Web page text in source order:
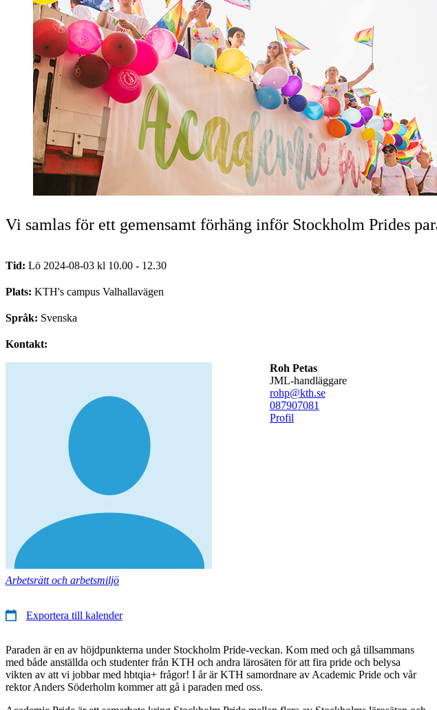
Vi samlas för ett gemensamt förhäng inför Stockholm Prides
Tid: Lö 2024-08-03 kl 10.00 - 12.30
Plats: KTH's campus Valhallavägen
Språk: Svenska
Kontakt:
Roh Petas
JML-handläggare
rohp@kth.se
087907081
Profil
Arbetsrätt och arbetsmiljö
Exportera till kalender
Paraden är en av höjdpunkterna under Stockholm Pride-veckan. Kom med och gå tillsammans
med både anställda och studenter från KTH och andra lärosäten för att fira pride och belysa
vikten av att vi jobbar med hbtqia+ frågor! I år är KTH samordnare av Academic Pride och vår
rektor Anders Söderholm kommer att gå i paraden med oss.